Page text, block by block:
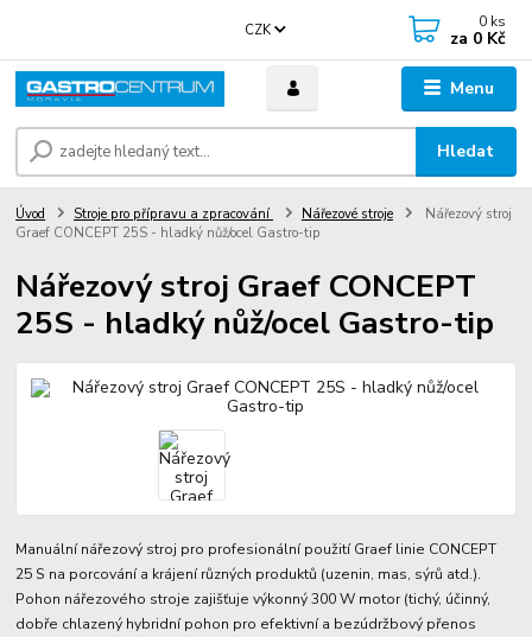
Menu
CZK
Hledat
0 ks
za 0 Kč
Úvod Stroje pro přípravu a zpracování Nářezové stroje
Nářezový stroj
Graef CONCEPT 25S - hladký nůž/ocel Gastro-tip
Nářezový stroj Graef CONCEPT
25S - hladký nůž/ocel Gastro-tip
Manuální nářezový stroj pro profesionální použití Graef linie CONCEPT
25 S na porcování a krájení různých produktů (uzenin, mas, sýrů atd.).
Pohon nářezového stroje zajišťuje výkonný 300 W motor (tichý, účinný,
dobře chlazený hybridní pohon pro efektivní a bezúdržbový přenos